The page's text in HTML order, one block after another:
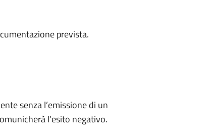
prevista.
senza l’emissione di un
l’esito negativo.